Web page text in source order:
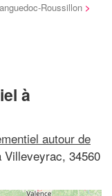
Roussillon >
à
autour de
34560